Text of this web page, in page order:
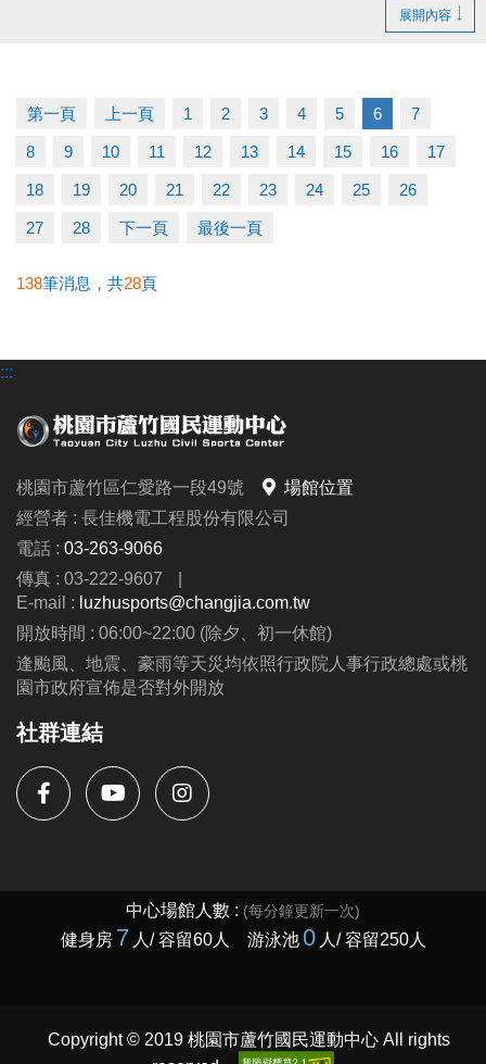
▶ 有氧、瑜珈、飛輪需年滿15歲；懸吊、空瑜需年滿
18歲。
▶ 若因人數不足無法開班，將於開課前通知，並請持
原信用卡、繳費憑證及發票至本中心辦理退費。
-洽詢專線：03-2639066 #112
-FB : 桃園市蘆竹國民運動中心
展開內容
第一頁 上一頁 1 2 3 4 5 6 7
8 9 10 11 12 13 14 15 16 17
18 19 20 21 22 23 24 25 26
27 28 下一頁 最後一頁
138筆消息，共28頁
:::
桃園市蘆竹區仁愛路一段49號
場館位置
經營者 : 長佳機電工程股份有限公司
電話 : 03-263-9066
傳真 : 03-222-9607
|
E-mail : luzhusports@changjia.com.tw
開放時間 : 06:00~22:00 (除夕、初一休館)
逢颱風、地震、豪雨等天災均依照行政院人事行政總處或桃
園市政府宣佈是否對外開放
社群連結
Copyright © 2019 桃園市蘆竹國民運動中心 All rights